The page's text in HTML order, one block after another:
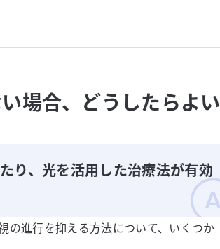
場合、どうしたらよい
り、光を活用した治療法が有効
の進行を抑える方法について、いくつか